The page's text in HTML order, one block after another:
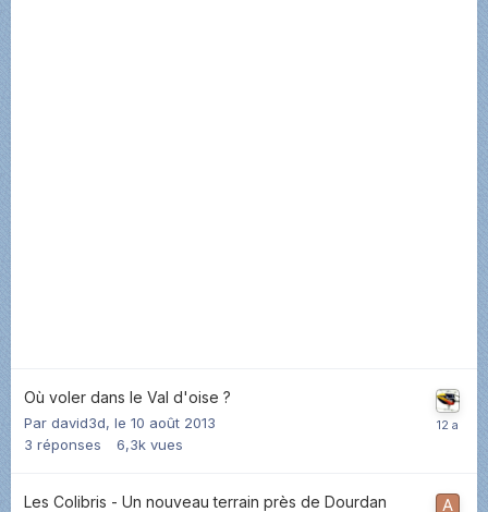
Où voler dans le Val d'oise ?
Par david3d, le 10 août 2013
3 réponses 6,3k vues
Les Colibris - Un nouveau terrain près de Dourdan